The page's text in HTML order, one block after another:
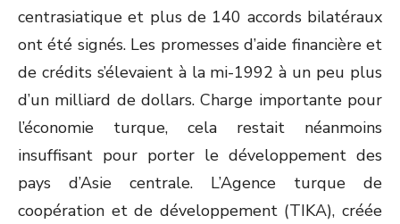
centrasiatique et plus de 140 accords bilatéraux
ont été signés. Les promesses d’aide financière et
de crédits s’élevaient à la mi-1992 à un peu plus
d’un milliard de dollars. Charge importante pour
l’économie turque, cela restait néanmoins
insuffisant pour porter le développement des
pays d’Asie centrale. L’Agence turque de
coopération et de développement (TIKA), créée